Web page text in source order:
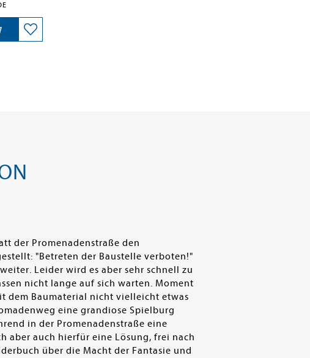
der Promenadenstraße den
"Betreten der Baustelle verboten!"
Leider wird es aber sehr schnell zu
nicht lange auf sich warten. Moment
dem Baumaterial nicht vielleicht etwas
eine grandiose Spielburg
in der Promenadenstraße eine
aber auch hierfür eine Lösung, frei nach
über die Macht der Fantasie und